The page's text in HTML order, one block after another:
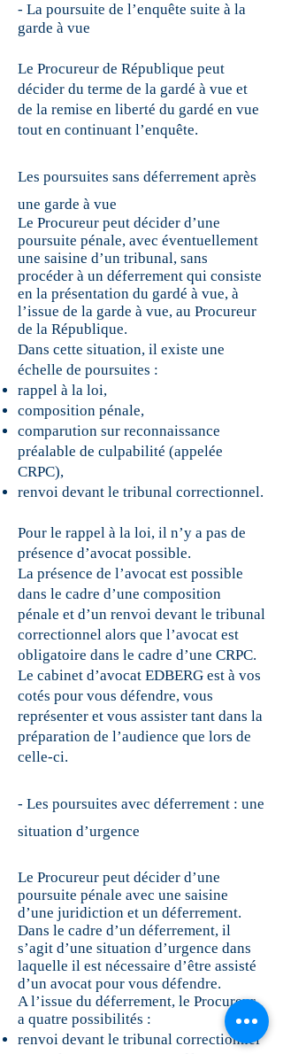
- La poursuite de l’enquête suite à la
garde à vue
Le Procureur de République peut
décider du terme de la gardé à vue et
de la remise en liberté du gardé en vue
tout en continuant l’enquête.
Les poursuites sans déferrement après
une garde à vue
Le Procureur peut décider d’une
poursuite pénale, avec éventuellement
une saisine d’un tribunal, sans
procéder à un déferrement qui consiste
en la présentation du gardé à vue, à
l’issue de la garde à vue, au Procureur
de la République.
Dans cette situation, il existe une
échelle de poursuites :
rappel à la loi,
composition pénale,
comparution sur reconnaissance
préalable de culpabilité (appelée
CRPC),
renvoi devant le tribunal correctionnel.
Pour le rappel à la loi, il n’y a pas de
présence d’avocat possible.
La présence de l’avocat est possible
dans le cadre d’une composition
pénale et d’un renvoi devant le tribunal
correctionnel alors que l’avocat est
obligatoire dans le cadre d’une CRPC.
Le cabinet d’avocat EDBERG est à vos
cotés pour vous défendre, vous
représenter et vous assister tant dans la
préparation de l’audience que lors de
celle-ci.
- Les poursuites avec déferrement : une
situation d’urgence
Le Procureur peut décider d’une
poursuite pénale avec une saisine
d’une juridiction et un déferrement.
Dans le cadre d’un déferrement, il
s’agit d’une situation d’urgence dans
laquelle il est nécessaire d’être assisté
d’un avocat pour vous défendre.
A l’issue du déferrement, le Procureur
a quatre possibilités :
renvoi devant le tribunal correctionnel